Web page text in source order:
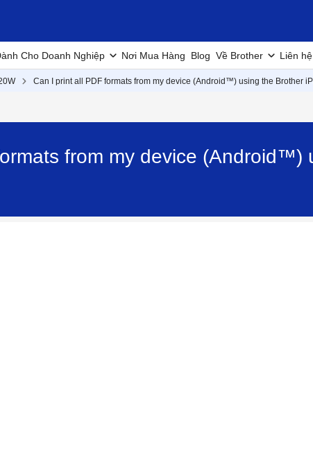
Cho Doanh Nghiệp Nơi Mua Hàng Blog Về Brother Liên
Can I print all PDF formats from my device (Android™) using the Brother
from my device (Android™)